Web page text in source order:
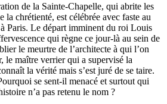
de la Sainte-Chapelle, qui abrite les
la chrétienté, est célébrée avec faste au
Paris. Le départ imminent du roi Louis
qui règne ce jour-là au sein de
le meurtre de l’architecte à qui l’on
le maître verrier qui a supervisé la
la vérité mais s’est juré de se taire.
se sent-il menacé et surtout qui
n’a pas retenu le nom ?